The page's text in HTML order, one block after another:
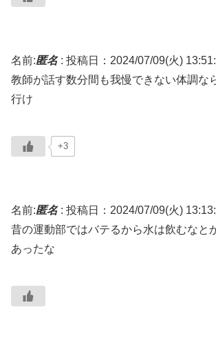
名前:匿名: 投稿日：2024/07/09(火)
教師が話す数分間も我慢できない体調な
行け
+3
名前:匿名: 投稿日：2024/07/09(火)
昔の運動部ではバテるから水は飲むなと
あったな